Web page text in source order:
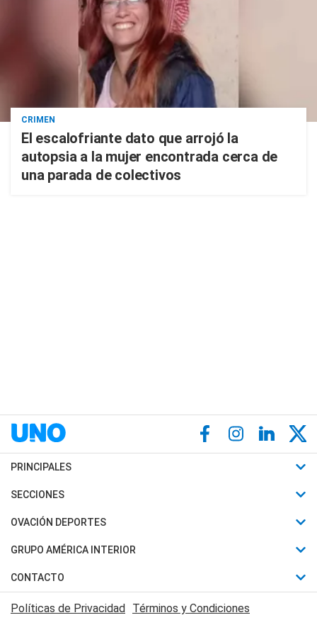
CRIMEN
El escalofriante dato que arrojó la
autopsia a la mujer encontrada cerca de
una parada de colectivos
PRINCIPALES
Últimas Noticias
Política
Judiciales
Economia
SECCIONES
Horóscopo
Motores
Trucos caseros
Series y Películas
OVACIÓN DEPORTES
Fútbol
Mundial
Automovilismo
Rugby
GRUPO AMÉRICA INTERIOR
Canal 7 en Vivo
CONTACTO
Acerca de Nosotros
Políticas de Privacidad Términos y Condiciones